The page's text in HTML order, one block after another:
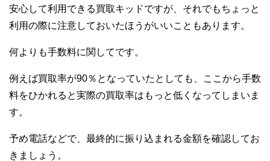
安心して利用できる買取キッドですが、それでもちょっと
利用の際に注意しておいたほうがいいこともあります。
何よりも手数料に関してです。
例えば買取率が90％となっていたとしても、ここから手数
料をひかれると実際の買取率はもっと低くなってしまいま
す。
予め電話などで、最終的に振り込まれる金額を確認してお
きましょう。